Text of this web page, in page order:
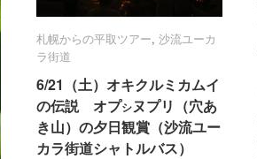
札幌からの平取ツアー, 沙流ユーカ
ラ街道
6/21（土）オキクルミカムイ
の伝説 オプシヌプリ（穴あ
き山）の夕日観賞（沙流ユー
カラ街道シャトルバス）
札幌からの平取ツアー 沙流ユーカ
ラ街道
6/21（土）オキクルミカムイ
の伝説 オプシヌプリ（穴あ
き山）の夕日観賞（沙流ユー
カラ街道シャトルバス）